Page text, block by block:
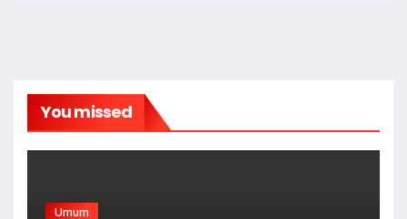
You missed
Umum